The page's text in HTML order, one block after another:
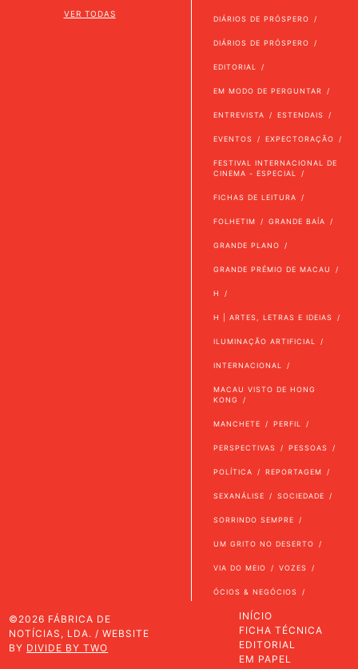
VER TODAS
DIÁRIOS DE PRÓSPERO
DIÁRIOS DE PRÓSPERO
EDITORIAL
EM MODO DE PERGUNTAR
ENTREVISTA ESTENDAIS
EVENTOS EXPECTORAÇÃO
FESTIVAL INTERNACIONAL DE
CINEMA - ESPECIAL
FICHAS DE LEITURA
FOLHETIM GRANDE BAÍA
GRANDE PLANO
GRANDE PRÉMIO DE MACAU
H
H | ARTES, LETRAS E IDEIAS
ILUMINAÇÃO ARTIFICIAL
INTERNACIONAL
MACAU VISTO DE HONG
KONG
MANCHETE PERFIL
PERSPECTIVAS PESSOAS
POLÍTICA REPORTAGEM
SEXANÁLISE SOCIEDADE
SORRINDO SEMPRE
UM GRITO NO DESERTO
VIA DO MEIO VOZES
ÓCIOS & NEGÓCIOS
©2026 FÁBRICA DE
NOTÍCIAS, LDA. / WEBSITE
BY DIVIDE BY TWO
INÍCIO
FICHA TÉCNICA
EDITORIAL
EM PAPEL